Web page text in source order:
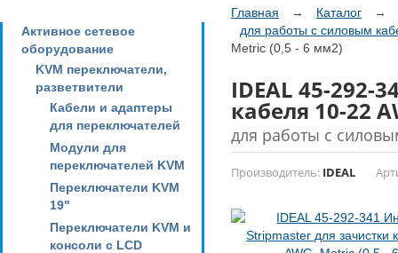
Активное сетевое
оборудование
KVM переключатели,
разветвители
Кабели и адаптеры
для переключателей
Модули для
переключателей KVM
Переключатели KVM
19"
Переключатели KVM и
консоли с LCD
Главная → Каталог
→
для работы с силовым
Metric (0,5 - 6 мм2)
IDEAL 45-292-
кабеля 10-22
для работы с
Производитель: IDEAL